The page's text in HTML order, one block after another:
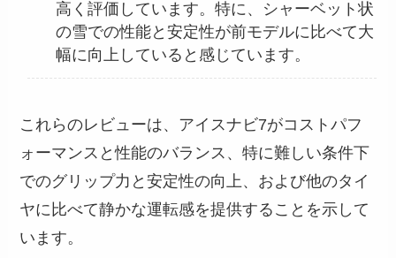
高く評価しています。特に、シャーベット状
の雪での性能と安定性が前モデルに比べて大
幅に向上していると感じています​​。
これらのレビューは、アイスナビ7がコストパフ
ォーマンスと性能のバランス、特に難しい条件下
でのグリップ力と安定性の向上、および他のタイ
ヤに比べて静かな運転感を提供することを示して
います。